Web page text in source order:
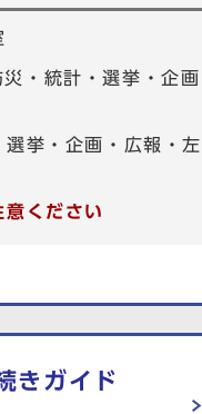
統計・選挙・企
選挙・企画・広報
ください
きガイド